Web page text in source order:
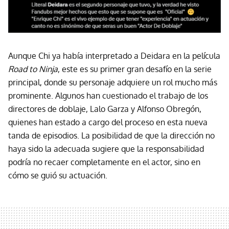
Aunque Chi ya había interpretado a Deidara en la película
Road to Ninja, este es su primer gran desafío en la serie
principal, donde su personaje adquiere un rol mucho más
prominente. Algunos han cuestionado el trabajo de los
directores de doblaje, Lalo Garza y Alfonso Obregón,
quienes han estado a cargo del proceso en esta nueva
tanda de episodios. La posibilidad de que la dirección no
haya sido la adecuada sugiere que la responsabilidad
podría no recaer completamente en el actor, sino en
cómo se guió su actuación.